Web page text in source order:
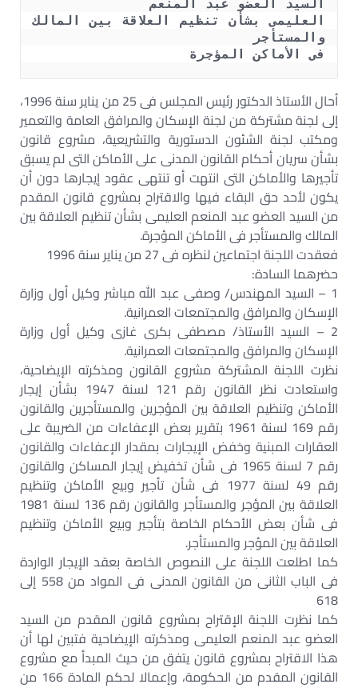
العليمى بشأن تنظيم العلاقة بين المالك
فى الأماكن المؤجرة
أحال الأستاذ الدكتور رئيس المجلس فى 25 من يناير سنة 1996،
إلى لجنة مشتركة من لجنة الإسكان والمرافق العامة والتعمير
ومكتب لجنة الشئون الدستورية والتشريعية، مشروع قانون
بشأن سريان أحكام القانون المدنى على الأماكن التى لم يسبق
تأجيرها والأماكن التى انتهت أو تنتهى عقود إيجارها دون أن
يكون لأحد حق البقاء فيها والاقتراح بمشروع قانون المقدم
من السيد العضو عبد المنعم العليمى بشأن تنظيم العلاقة بين
المالك والمستأجر فى الأماكن المؤجرة.
فعقدت اللجنة اجتماعين لنظره فى 27 من يناير سنة 1996
حضرهما السادة:
1 – السيد المهندس/ وصفى عبد الله مباشر وكيل أول وزارة
الإسكان والمرافق والمجتمعات العمرانية.
2 – السيد الأستاذ/ مصطفى بكرى غازى وكيل أول وزارة
الإسكان والمرافق والمجتمعات العمرانية.
نظرت اللجنة المشتركة مشروع القانون ومذكرته الإيضاحية،
واستعادت نظر القانون رقم 121 لسنة 1947 بشأن إيجار
الأماكن وتنظيم العلاقة بين المؤجرين والمستأجرين والقانون
رقم 169 لسنة 1961 بتقرير بعض الإعفاءات من الضريبة على
العقارات المبنية وخفض الإيجارات بمقدار الإعفاءات والقانون
رقم 7 لسنة 1965 فى شأن تخفيض إيجار المساكن والقانون
رقم 49 لسنة 1977 فى شأن تأجير وبيع الأماكن وتنظيم
العلاقة بين المؤجر والمستأجر والقانون رقم 136 لسنة 1981
فى شأن بعض الأحكام الخاصة بتأجير وبيع الأماكن وتنظيم
العلاقة بين المؤجر والمستأجر.
كما اطلعت اللجنة على النصوص الخاصة بعقد الإيجار الواردة
فى الباب الثانى من القانون المدنى فى المواد من 558 إلى
618
كما نظرت اللجنة الإقتراح بمشروع قانون المقدم من السيد
العضو عبد المنعم العليمى ومذكرته الإيضاحية فتبين لها أن
هذا الاقتراح بمشروع قانون يتفق من حيث المبدأ مع مشروع
القانون المقدم من الحكومة، وإعمالا لحكم المادة 166 من